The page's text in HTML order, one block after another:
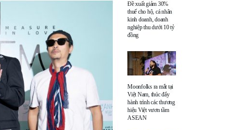
Đề xuất giảm 30%
thuế cho hộ, cá nhân
kinh doanh, doanh
nghiệp thu dưới 10 tỷ
đồng
Moonfolks ra mắt tại
Việt Nam, thúc đẩy
hành trình các thương
hiệu Việt vươn tầm
ASEAN